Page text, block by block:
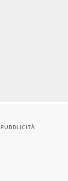
PUBBLICITÀ